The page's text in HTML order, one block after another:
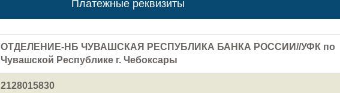
Платежные реквизиты
ОТДЕЛЕНИЕ-НБ ЧУВАШСКАЯ РЕСПУБЛИКА БАНКА РОССИИ//УФК по
Чувашской Республике г. Чебоксары
2128015830